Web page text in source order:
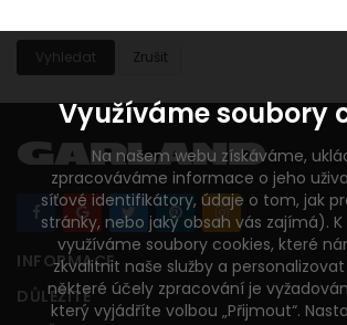
Vyhledat Zrušit
INFORMACE
DŮLEŽITÉ
Využíváme soubory
Na našem webu získáváme,
zpracováváme informace o jeho
síťové identifikátory, údaje o tom, jak
stránky, nebo jaký obsah vás zajímá).
využíváme soubory cookies, které
zkvalitnit naše služby a
některé účely zpracování je
který vyjádříte volbou „Přijmout“.